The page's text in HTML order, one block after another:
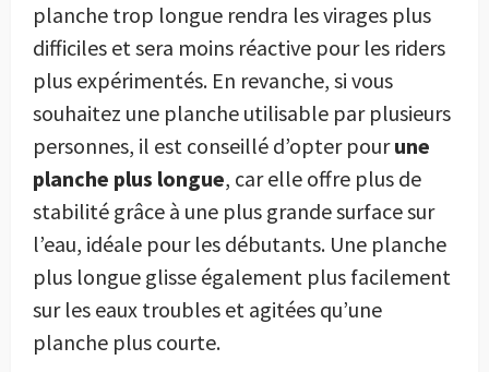
planche trop longue rendra les virages plus
difficiles et sera moins réactive pour les riders
plus expérimentés. En revanche, si vous
souhaitez une planche utilisable par plusieurs
personnes, il est conseillé d’opter pourune
planche plus longue, car elle offre plus de
stabilité grâce à une plus grande surface sur
l’eau, idéale pour les débutants. Une planche
plus longue glisse également plus facilement
sur les eaux troubles et agitées qu’une
planche plus courte.